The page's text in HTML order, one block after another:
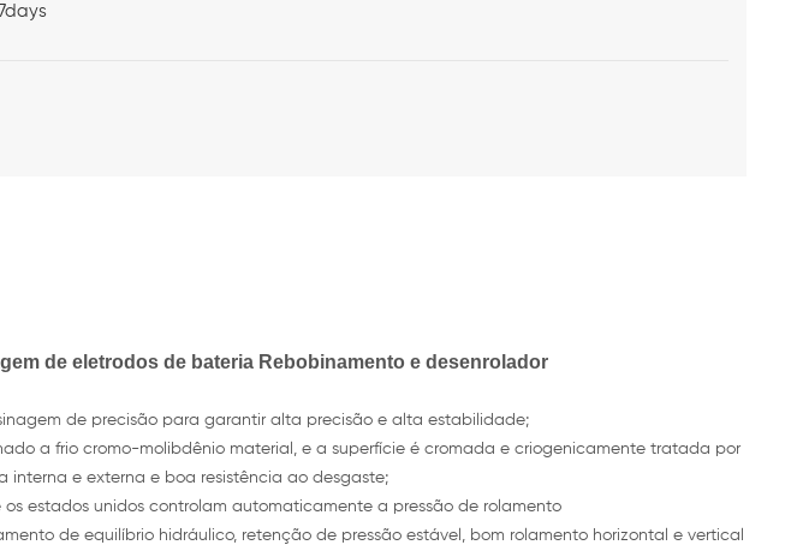
7days
de eletrodos de bateria Rebobinamento e desenrolador
de precisão para garantir alta precisão e alta estabilidade;
a frio cromo-molibdênio material, e a superfície é cromada e criogenicamente tratada por
interna e externa e boa resistência ao desgaste;
estados unidos controlam automaticamente a pressão de rolamento
de equilíbrio hidráulico, retenção de pressão estável, bom rolamento horizontal e vertical